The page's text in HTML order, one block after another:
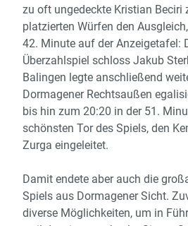
zu oft ungedeckte Kristian Beciri
platzierten Würfen den
42. Minute auf der Anzeigetafel:
Überzahlspiel schloss Jakub
Balingen legte anschließend
Dormagener Rechtsaußen
bis hin zum 20:20 in der 51.
schönsten Tor des Spiels, den
Zurga eingeleitet.
Damit endete aber auch die
Spiels aus Dormagener Sicht.
diverse Möglichkeiten, um in